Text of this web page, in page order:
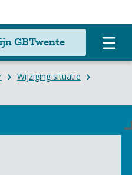
GBTwente
Wijziging situatie